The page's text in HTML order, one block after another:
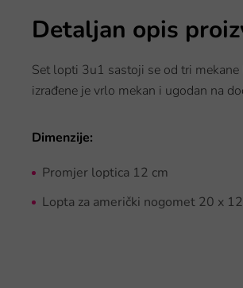
Detaljan opis
Set lopti 3u1 sastoji se od tri
izrađene je vrlo mekan i ugodan na
Dimenzije:
Promjer loptica 12 cm
Lopta za američki nogomet 20 x